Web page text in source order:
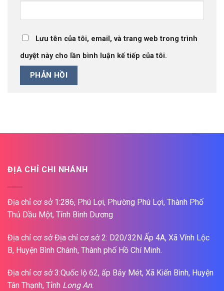
Lưu tên của tôi, email, và trang web trong trình
duyệt này cho lần bình luận kế tiếp của tôi.
ĐỊA CHỈ CHI NHÁNH
Địa chỉ cơ sở 1:286, Phú Lợi, Phường Phú Lợi, Thành Phố
Thủ Dầu Một, Tỉnh Bình Dương
Địa chỉ cơ sở Địa chỉ cơ sở 2: D20/32N Ấp 4A, Xã Vĩnh Lộc
B, Huyện Bình Chánh, Thành phố Hồ Chí Minh.
Địa chỉ cơ sở 3:Quốc lộ 62, ấp Bảy Mét, Xã Kiến Bình, Huyện
Tân Thạnh, Tỉnh Long An.